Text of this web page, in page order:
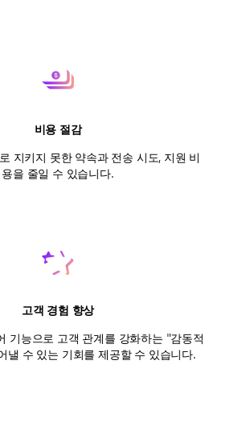
비용 절감
지키지 못한 약속과 전송 시도, 지원 비
용을 줄일 수 있습니다.
고객 경험 향상
기능으로 고객 관계를 강화하는 "감동적
낼 수 있는 기회를 제공할 수 있습니다.